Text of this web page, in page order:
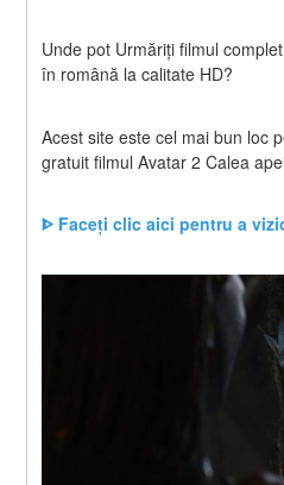
Unde pot Urmăriți filmul
în română la calitate HD?
Acest site este cel mai bun loc
gratuit filmul Avatar 2 Calea
ᐈ Faceți clic aici pentru a